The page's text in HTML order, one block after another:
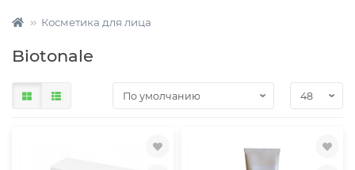
Косметика для лица
Biotonale